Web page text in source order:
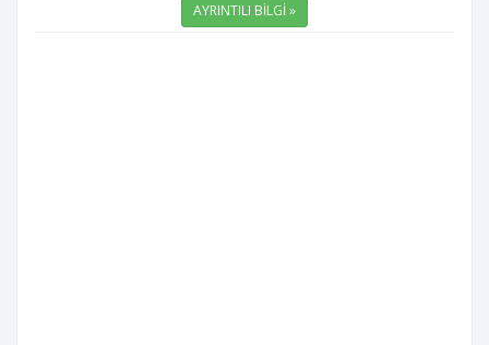
AYRINTILI BİLGİ »